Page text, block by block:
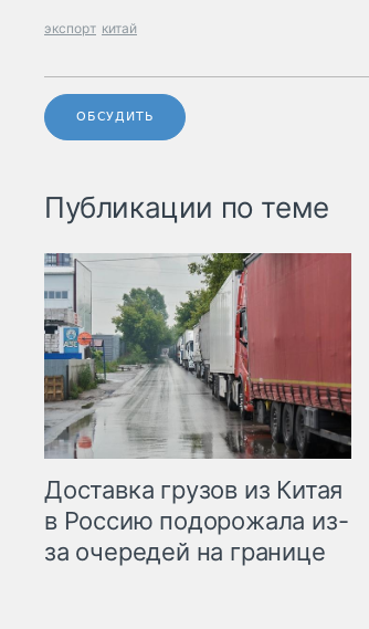
экспорт китай
ОБСУДИТЬ
Публикации по теме
Доставка грузов из Китая
в Россию подорожала из-
за очередей на границе